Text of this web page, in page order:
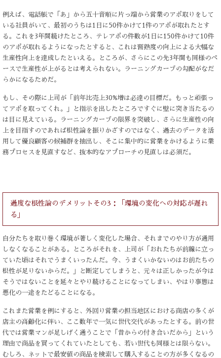
例えば、電話帳で「あ」から五十音順に片っ端から営業のアポ取りをして
いる社員がいて、最初のうちは1日に50件かけて1件のアポが取れたとす
る。これを3年間続けたところ、テレアポの件数が1日に150件かけて10件
のアポが取れるようになったとすると、これは習熟度の向上による大幅な
生産性向上を達成したといえる。ところが、さらにこの先3年間も同様のペ
ースで生産性が上がるとは考えられない。ラーニングカーブの勾配がなだ
らかになるためだ。
もし、その際に上司が「前年比売上30%増は必達の目標だ。もっと頑張っ
てアポを取ってくれ。」と指示を出したところですぐに壁に突き当たるの
は目に見えている。ラーニングカーブの限界を突破し、さらに生産性の向
上を目指すのであれば根性論を振りかざすのではなく、過去のデータを活
用して優良顧客の候補群を抽出し、そこに集中的に営業をかけるように業
務プロセスを見直すなど、抜本的なアプローチの見直しは必須だ。
過度な根性論のデメリットその3：「環境の変化への対応が遅れ
る」
自分たちを取り巻く環境が著しく変化した場合、それまでのやり方が通用
しなくなることがある。ところがそれを、上司が「おれたちが前線に立っ
ていた頃はそれでうまくいったんだ。今、うまくいかないのはお前たちの
根性が足りないからだ。」と断定してしまうと、元々は正しかったが今は
そうではないことを延々とやり続けることになってしまい、やはり事態は
悪化の一途をたどることになる。
これまた営業を例にすると、外回り営業の担当地区における商店の多くが
店主の高齢化に伴い、ここ数年で一気に世代交代があったとする。前の世
代では営業マンが足しげく通うことで「昔からの付き合いだから」という
理由で商品を買ってくれていたとしても、若い世代も同様とは限らない。
むしろ、ネットで最安値の商品を検索して購入することの方が多くなるの